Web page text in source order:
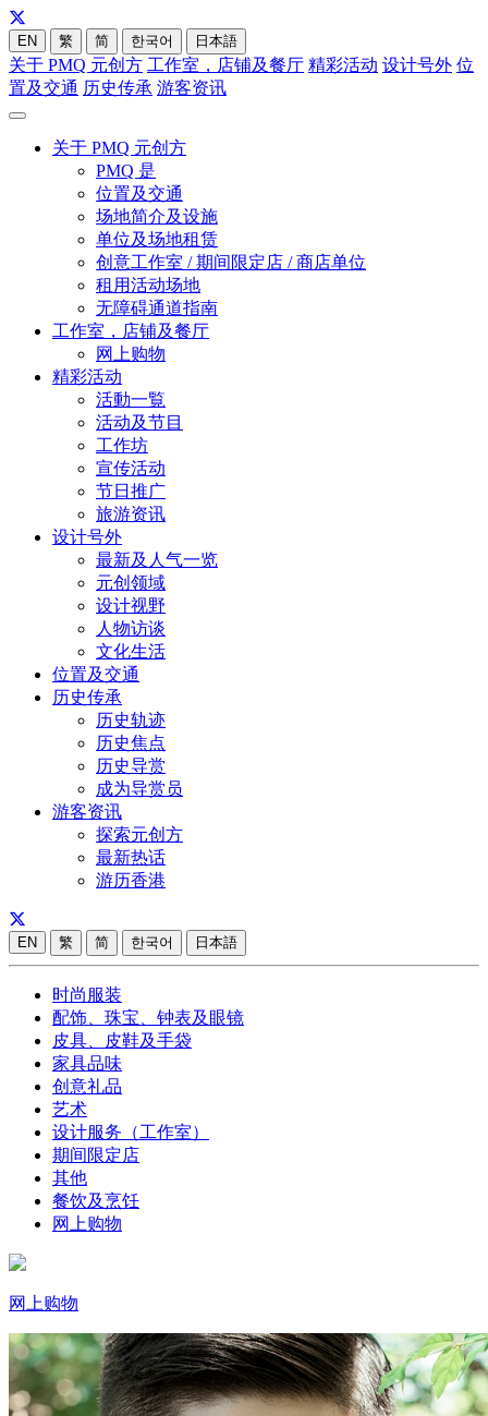
EN 繁 简 한국어 日本語
关于 PMQ 元创方 工作室，店铺及餐厅 精彩活动 设计号外 位
置及交通 历史传承 游客资讯
关于 PMQ 元创方
PMQ 是
位置及交通
场地简介及设施
单位及场地租赁
创意工作室 / 期间限定店 / 商店单位
租用活动场地
无障碍通道指南
工作室，店铺及餐厅
网上购物
精彩活动
活動一覧
活动及节目
工作坊
宣传活动
节日推广
旅游资讯
设计号外
最新及人气一览
元创领域
设计视野
人物访谈
文化生活
位置及交通
历史传承
历史轨迹
历史焦点
历史导赏
成为导赏员
游客资讯
探索元创方
最新热话
游历香港
EN 繁 简 한국어 日本語
时尚服装
配饰、珠宝、钟表及眼镜
皮具、皮鞋及手袋
家具品味
创意礼品
艺术
设计服务（工作室）
期间限定店
其他
餐饮及烹饪
网上购物
网上购物